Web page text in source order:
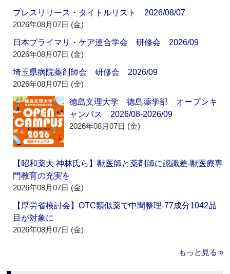
プレスリリース・タイトルリスト 2026/08/07
2026年08月07日 (金)
日本プライマリ・ケア連合学会 研修会 2026/09
2026年08月07日 (金)
埼玉県病院薬剤師会 研修会 2026/09
2026年08月07日 (金)
徳島文理大学 徳島薬学部 オープンキ
ャンパス 2026/08-2026/09
2026年08月07日 (金)
【昭和薬大 神林氏ら】獣医師と薬剤師に認識差‐獣医療専
門教育の充実を
2026年08月07日 (金)
【厚労省検討会】OTC類似薬で中間整理‐77成分1042品
目が対象に
2026年08月07日 (金)
もっと見る »